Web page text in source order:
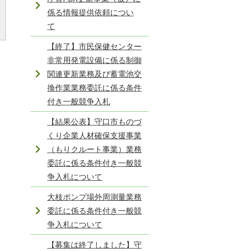
係る情報提供依頼につい
て
【終了】市民保健センター
非常用発電設備に係る制御
関連更新業務及び蓄電池交
換作業業務委託に係る条件
付き一般競争入札
【結果公表】守口市ものづ
くり企業人材確保支援事業
（もりクルート事業）業務
委託に係る条件付き一般競
争入札について
大枝ポンプ場外周測量業務
委託に係る条件付き一般競
争入札について
【募集は終了しました】守